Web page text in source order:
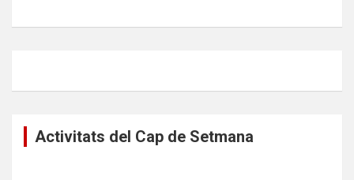
Activitats del Cap de Setmana